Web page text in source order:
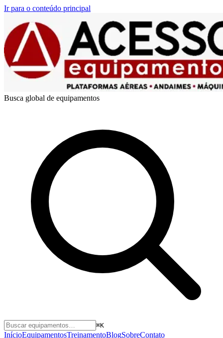
Ir para o conteúdo principal
Busca global de equipamentos
⌘K
InícioEquipamentosTreinamentoBlogSobreContato